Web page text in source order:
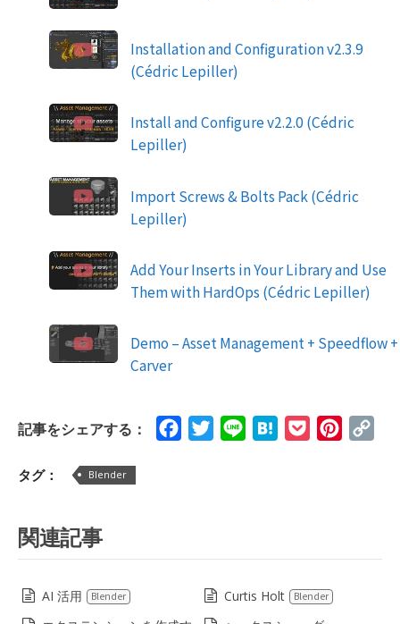
Installation and Configuration v2.3.9
(Cédric Lepiller)
Install and Configure v2.2.0 (Cédric
Lepiller)
Import Screws & Bolts Pack (Cédric
Lepiller)
Add Your Inserts in Your Library and Use
Them with HardOps (Cédric Lepiller)
Demo – Asset Management + Speedflow +
Carver
記事をシェアする： FacebookTwitterLine HatenaPocket
タグ： Blender
関連記事
AI 活用 Blender Curtis Holt Blender